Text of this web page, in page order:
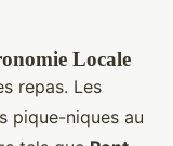
Locale
repas. Les
pique-niques au